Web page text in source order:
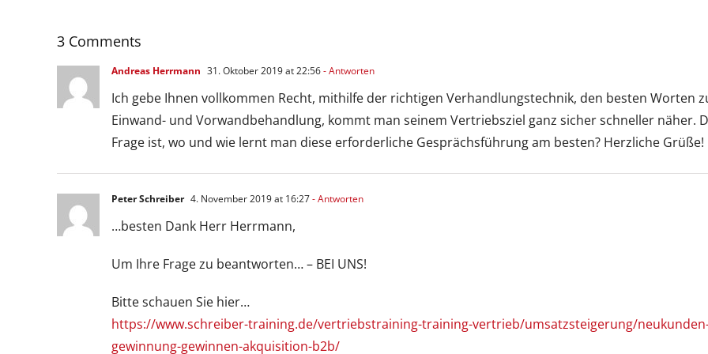
3 Comments
Andreas Herrmann 31. Oktober 2019 at 22:56- Antworten
Ich gebe Ihnen vollkommen Recht, mithilfe der richtigen Verhandlungstechnik, den besten Worten
Einwand- und Vorwandbehandlung, kommt man seinem Vertriebsziel ganz sicher schneller näher.
Frage ist, wo und wie lernt man diese erforderliche Gesprächsführung am besten? Herzliche Grüße!
Peter Schreiber 4. November 2019 at 16:27- Antworten
…besten Dank Herr Herrmann,
Um Ihre Frage zu beantworten… – BEI UNS!
Bitte schauen Sie hier…
https://www.schreiber-training.de/vertriebstraining-training-vertrieb/umsatzsteigerung/
gewinnung-gewinnen-akquisition-b2b/